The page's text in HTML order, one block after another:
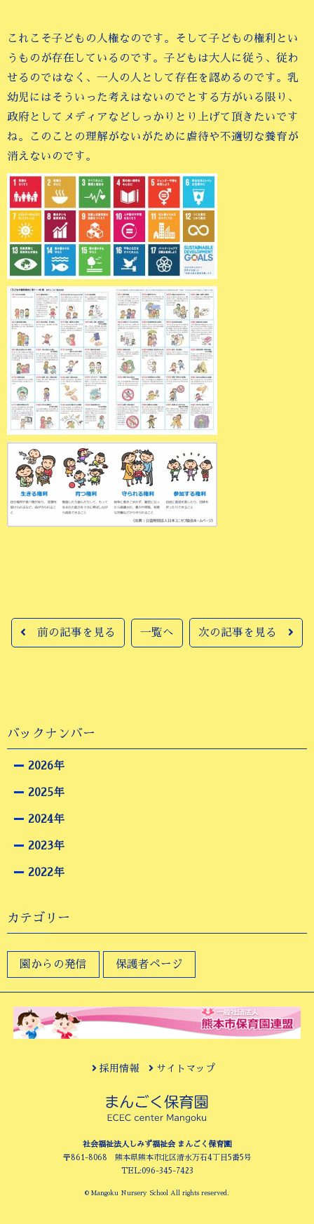
これこそ子どもの人権なのです。そして子どもの権利とい
うものが存在しているのです。子どもは大人に従う、従わ
せるのではなく、一人の人として存在を認めるのです。乳
幼児にはそういった考えはないのでとする方がいる限り、
政府としてメディアなどしっかりとり上げて頂きたいです
ね。このことの理解がないがために虐待や不適切な養育が
消えないのです。
前の記事を見る 一覧へ 次の記事を見る
バックナンバー
2026年
2025年
2024年
2023年
2022年
カテゴリー
園からの発信 保護者ページ
採用情報 サイトマップ
社会福祉法人しみず福祉会 まんごく保育園
〒861-8068 熊本県熊本市北区清水万石4丁目5番5号
TEL:096-345-7423
© Mangoku Nursery School All rights reserved.